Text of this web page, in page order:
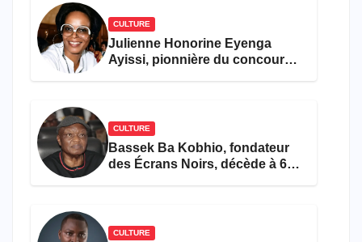
CULTURE
Julienne Honorine Eyenga
Ayissi, pionnière du concours
CULTURE
Bassek Ba Kobhio, fondateur
des Écrans Noirs, décède à 69
CULTURE